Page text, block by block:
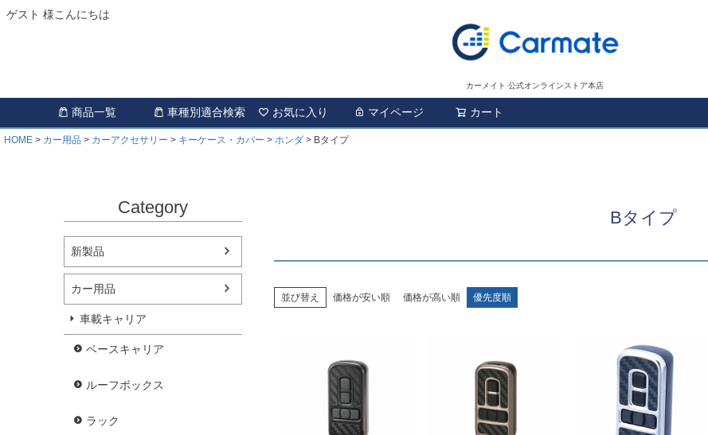
ゲスト 様こんにちは
カーメイト 公式オンラインストア本店
商品一覧 車種別適合検索 お気に入り マイページ カート
HOME カー用品 カーアクセサリー キーケース・カバー ホンダ Bタイプ
Category
新製品
カー用品
車載キャリア
ベースキャリア
ルーフボックス
ラック
Bタイプ
並び替え 価格が安い順 価格が高い順 優先度順